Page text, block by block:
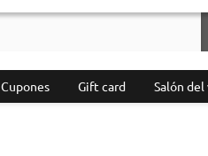
Cupones Gift card Salón